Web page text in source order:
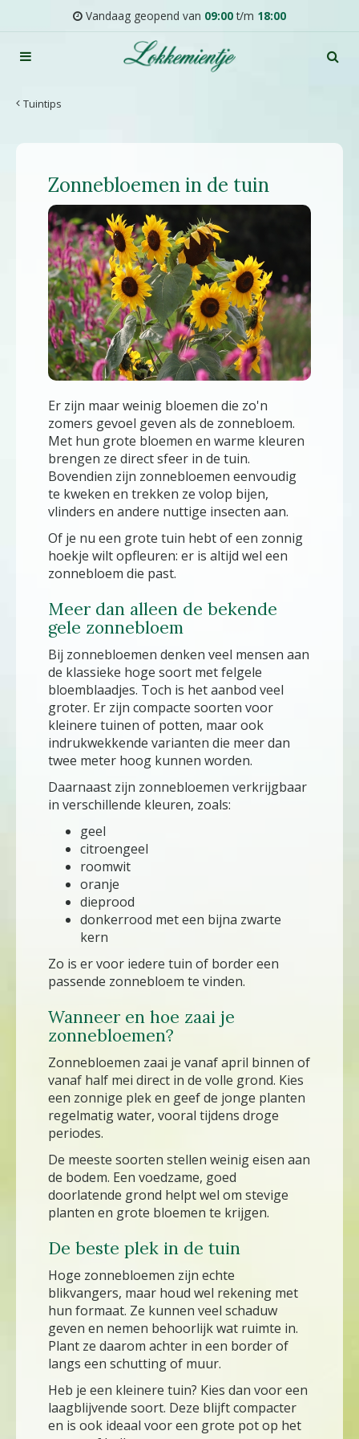
Tuintips
Vandaag geopend van 09:00t/m 18:00
Zonnebloemen in de tuin
Er zijn maar weinig bloemen die zo'n
zomers gevoel geven als de zonnebloem.
Met hun grote bloemen en warme kleuren
brengen ze direct sfeer in de tuin.
Bovendien zijn zonnebloemen eenvoudig
te kweken en trekken ze volop bijen,
vlinders en andere nuttige insecten aan.
Of je nu een grote tuin hebt of een zonnig
hoekje wilt opfleuren: er is altijd wel een
zonnebloem die past.
Meer dan alleen de bekende
gele zonnebloem
Bij zonnebloemen denken veel mensen aan
de klassieke hoge soort met felgele
bloemblaadjes. Toch is het aanbod veel
groter. Er zijn compacte soorten voor
kleinere tuinen of potten, maar ook
indrukwekkende varianten die meer dan
twee meter hoog kunnen worden.
Daarnaast zijn zonnebloemen verkrijgbaar
in verschillende kleuren, zoals:
geel
citroengeel
roomwit
oranje
dieprood
donkerrood met een bijna zwarte
kern
Zo is er voor iedere tuin of border een
passende zonnebloem te vinden.
Wanneer en hoe zaai je
zonnebloemen?
Zonnebloemen zaai je vanaf april binnen of
vanaf half mei direct in de volle grond. Kies
een zonnige plek en geef de jonge planten
regelmatig water, vooral tijdens droge
periodes.
De meeste soorten stellen weinig eisen aan
de bodem. Een voedzame, goed
doorlatende grond helpt wel om stevige
planten en grote bloemen te krijgen.
De beste plek in de tuin
Hoge zonnebloemen zijn echte
blikvangers, maar houd wel rekening met
hun formaat. Ze kunnen veel schaduw
geven en nemen behoorlijk wat ruimte in.
Plant ze daarom achter in een border of
langs een schutting of muur.
Heb je een kleinere tuin? Kies dan voor een
laagblijvende soort. Deze blijft compacter
en is ook ideaal voor een grote pot op het